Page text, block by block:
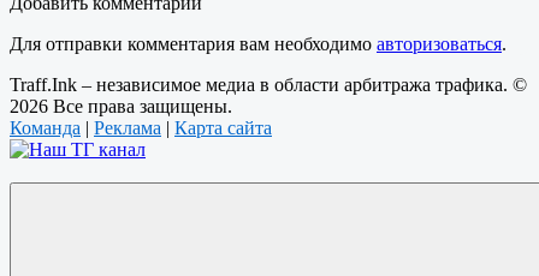
Для отправки комментария вам необходимо авторизоваться.
Traff.Ink – независимое медиа в области арбитража трафика. ©
2026 Все права защищены.
Команда | Реклама | Карта сайта